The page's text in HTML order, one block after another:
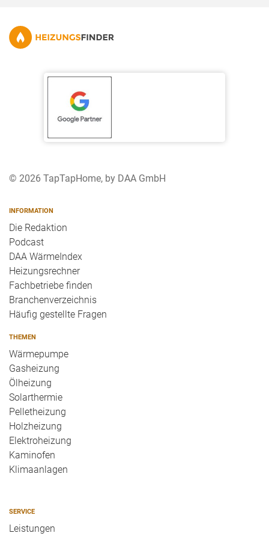
© 2026 TapTapHome, by DAA GmbH
INFORMATION
Die Redaktion
Podcast
DAA WärmeIndex
Heizungsrechner
Fachbetriebe finden
Branchenverzeichnis
Häufig gestellte Fragen
THEMEN
Wärmepumpe
Gasheizung
Ölheizung
Solarthermie
Pelletheizung
Holzheizung
Elektroheizung
Kaminofen
Klimaanlagen
SERVICE
Leistungen